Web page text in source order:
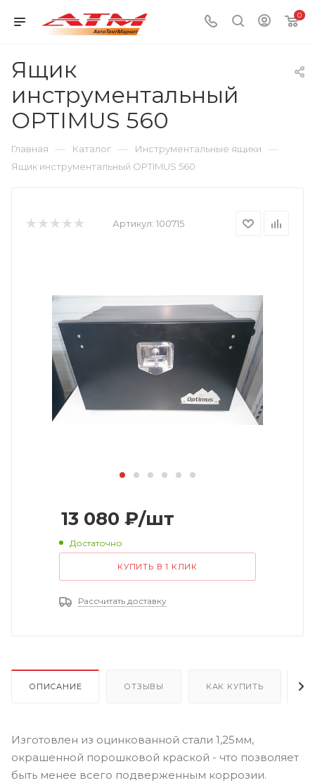
0
Ящик
инструментальный
OPTIMUS 560
Главная — Каталог — Инструментальные ящики —
Ящик инструментальный OPTIMUS 560
Артикул: 100715
13 080 ₽/шт
Достаточно
КУПИТЬ В 1 КЛИК
Рассчитать доставку
ОПИСАНИЕ ОТЗЫВЫ КАК КУПИТЬ
Изготовлен из оцинкованной стали 1,25мм,
окрашенной порошковой краской - что позволяет
быть менее всего подверженным коррозии.